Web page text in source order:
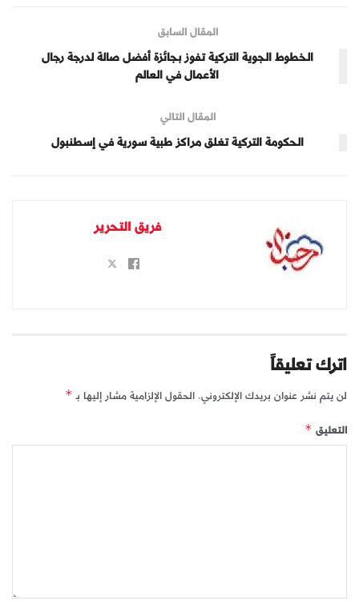
المقال السابق
الخطوط الجوية التركية تفوز بجائزة أفضل صالة لدرجة رجال
الأعمال في العالم
المقال التالي
الحكومة التركية تغلق مراكز طبية سورية في إسطنبول
فريق التحرير
اترك تعليقاً
لن يتم نشر عنوان بريدك الإلكتروني. الحقول الإلزامية مشار إليها بـ *
التعليق *